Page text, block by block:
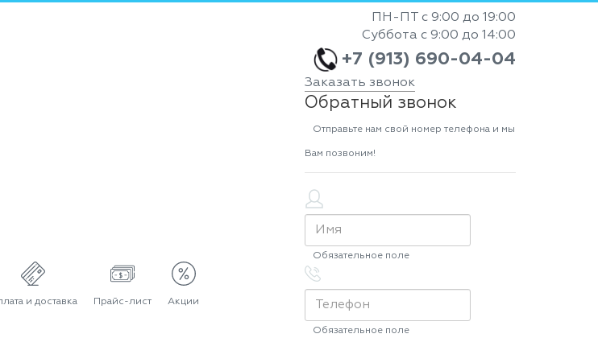
и доставка Прайс-лист Акции
ПН-ПТ с 9:00 до 19:00
Суббота с 9:00 до 14:00
+7 (913) 690-04-04
Заказать звонок
Обратный звонок
Отправьте нам свой номер телефона и мы
Вам позвоним!
Обязательное поле
Обязательное поле